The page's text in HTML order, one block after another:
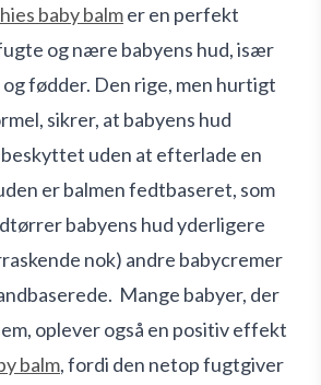
baby balmer en perfekt
og nære babyens hud, især
fødder. Den rige, men hurtigt
sikrer, at babyens hud
uden at efterlade en
er balmen fedtbaseret, som
babyens hud yderligere
nok) andre babycremer
Mange babyer, der
oplever også en positiv effekt
balm, fordi den netop fugtgiver